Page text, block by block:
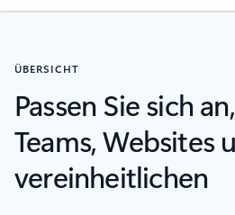
ÜBERSICHT
Passen Sie sich
Teams, Websites
vereinheitlichen